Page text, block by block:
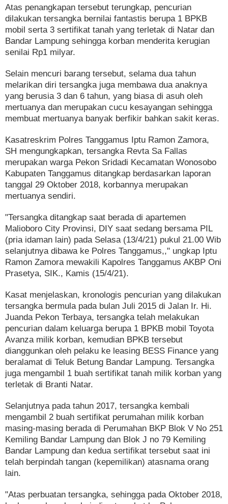
Atas penangkapan tersebut terungkap, pencurian
dilakukan tersangka bernilai fantastis berupa 1 BPKB
mobil serta 3 sertifikat tanah yang terletak di Natar dan
Bandar Lampung sehingga korban menderita kerugian
senilai Rp1 milyar.
Selain mencuri barang tersebut, selama dua tahun
melarikan diri tersangka juga membawa dua anaknya
yang berusia 3 dan 6 tahun, yang biasa di asuh oleh
mertuanya dan merupakan cucu kesayangan sehingga
membuat mertuanya banyak berfikir bahkan sakit keras.
Kasatreskrim Polres Tanggamus Iptu Ramon Zamora,
SH mengungkapkan, tersangka Revta Sa Fallas
merupakan warga Pekon Sridadi Kecamatan Wonosobo
Kabupaten Tanggamus ditangkap berdasarkan laporan
tanggal 29 Oktober 2018, korbannya merupakan
mertuanya sendiri.
"Tersangka ditangkap saat berada di apartemen
Malioboro City Provinsi, DIY saat sedang bersama PIL
(pria idaman lain) pada Selasa (13/4/21) pukul 21.00 Wib
selanjutnya dibawa ke Polres Tanggamus,," ungkap Iptu
Ramon Zamora mewakili Kapolres Tanggamus AKBP Oni
Prasetya, SIK., Kamis (15/4/21).
Kasat menjelaskan, kronologis pencurian yang dilakukan
tersangka bermula pada bulan Juli 2015 di Jalan Ir. Hi.
Juanda Pekon Terbaya, tersangka telah melakukan
pencurian dalam keluarga berupa 1 BPKB mobil Toyota
Avanza milik korban, kemudian BPKB tersebut
dianggunkan oleh pelaku ke leasing BESS Finance yang
beralamat di Teluk Betung Bandar Lampung. Tersangka
juga mengambil 1 buah sertifikat tanah milik korban yang
terletak di Branti Natar.
Selanjutnya pada tahun 2017, tersangka kembali
mengambil 2 buah sertifikat perumahan milik korban
masing-masing berada di Perumahan BKP Blok V No 251
Kemiling Bandar Lampung dan Blok J no 79 Kemiling
Bandar Lampung dan kedua sertifikat tersebut saat ini
telah berpindah tangan (kepemilikan) atasnama orang
lain.
"Atas perbuatan tersangka, sehingga pada Oktober 2018,